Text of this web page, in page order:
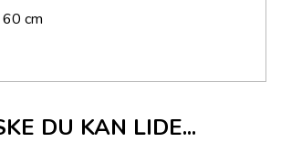
cm
DU KAN LIDE...